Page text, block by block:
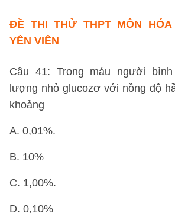
ĐỀ THI THỬ THPT MÔN HÓA
YÊN VIÊN
Câu 41: Trong máu người
lượng nhỏ glucozơ với nồng độ
khoảng
A. 0,01%.
B. 10%
C. 1,00%.
D. 0,10%